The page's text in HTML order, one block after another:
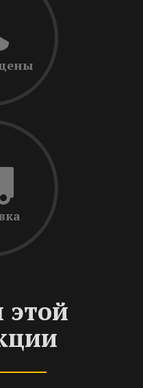
этой